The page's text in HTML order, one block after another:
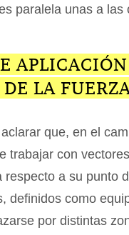
paralela unas a las
LA
que, en el
trabajar con
respecto a su punto
definidos como
por distintas